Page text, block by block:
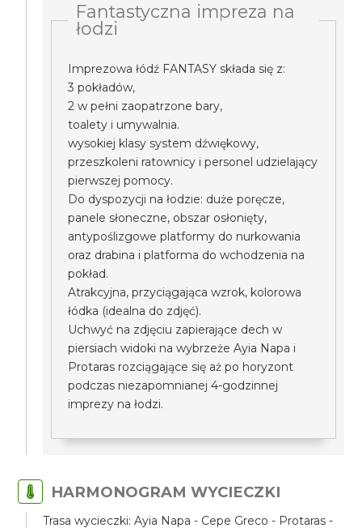
Fantastyczna impreza na
łodzi
Imprezowa łódź FANTASY składa się z:
3 pokładów,
2 w pełni zaopatrzone bary,
toalety i umywalnia.
wysokiej klasy system dźwiękowy,
przeszkoleni ratownicy i personel udzielający
pierwszej pomocy.
Do dyspozycji na łodzie: duże poręcze,
panele słoneczne, obszar osłonięty,
antypoślizgowe platformy do nurkowania
oraz drabina i platforma do wchodzenia na
pokład.
Atrakcyjna, przyciągająca wzrok, kolorowa
łódka (idealna do zdjęć).
Uchwyć na zdjęciu zapierające dech w
piersiach widoki na wybrzeże Ayia Napa i
Protaras rozciągające się aż po horyzont
podczas niezapomnianej 4-godzinnej
imprezy na łodzi.
HARMONOGRAM WYCIECZKI
Trasa wycieczki: Ayia Napa - Cepe Greco - Protaras -